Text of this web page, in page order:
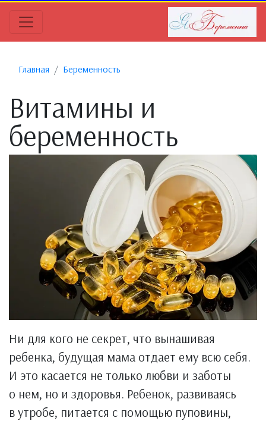
Главная Беременность
Витамины и
беременность
Ни для кого не секрет, что вынашивая
ребенка, будущая мама отдает ему всю себя.
И это касается не только любви и заботы
о нем, но и здоровья. Ребенок, развиваясь
в утробе, питается с помощью пуповины,